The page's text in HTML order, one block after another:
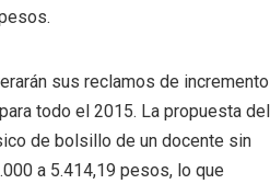
sus reclamos de incremento
todo el 2015. La propuesta del
de bolsillo de un docente sin
a 5.414,19 pesos, lo que